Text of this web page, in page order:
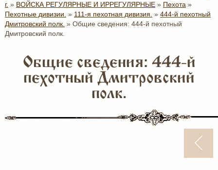
г. » ВОЙСКА РЕГУЛЯРНЫЕ И ИРРЕГУЛЯРНЫЕ » Пехота »
Пехотные дивизии. » 111-я пехотная дивизия. » 444-й пехотный
Дмитровский полк. » Общие сведения: 444-й пехотный
Дмитровский полк.
Общие сведения: 444-й
пехотный Дмитровский
полк.